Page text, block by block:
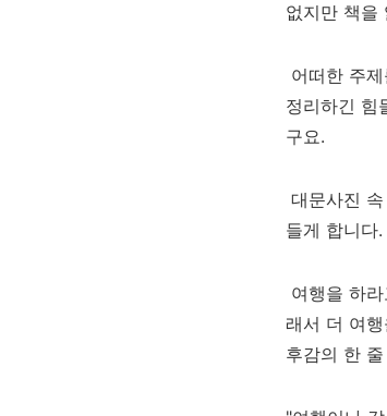
없지만 책을
어떠한 주
정리하긴 힘
구요.
대문사진
들게 합니다.
여행을 하
래서 더 여
후감의 한